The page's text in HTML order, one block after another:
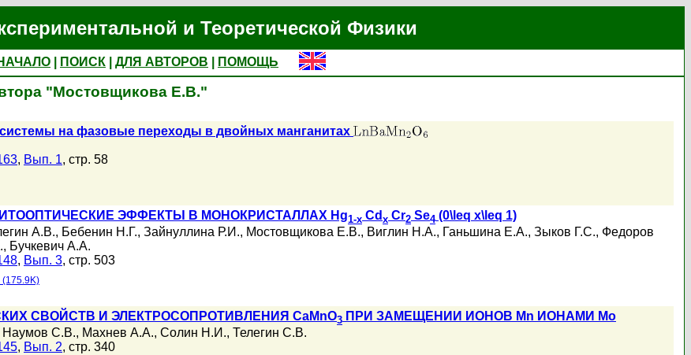
и Теоретической Физики
ПОИСК ДЛЯ АВТОРОВ
ПОМОЩЬ
"Мостовщикова Е.В."
на фазовые переходы в двойных манганитах
, Вып. 1, стр. 58
ЭФФЕКТЫ В МОНОКРИСТАЛЛАХ Hg1-x Cd x Cr2 Se4 (0\leq x\leq 1)
А.В., Бебенин Н.Г., Зайнуллина Р.И., Мостовщикова Е.В., Виглин Н.А., Ганьшина Е.А., Зыков Г.С., Федоров
, Бучкевич А.А.
, Вып. 3, стр. 503
(175.9K)
СВОЙСТВ И ЭЛЕКТРОСОПРОТИВЛЕНИЯ CaMnO3 ПРИ ЗАМЕЩЕНИИ ИОНОВ Mn ИОНАМИ Mo
Наумов С.В., Махнев А.А., Солин Н.И., Телегин С.В.
, Вып. 2, стр. 340